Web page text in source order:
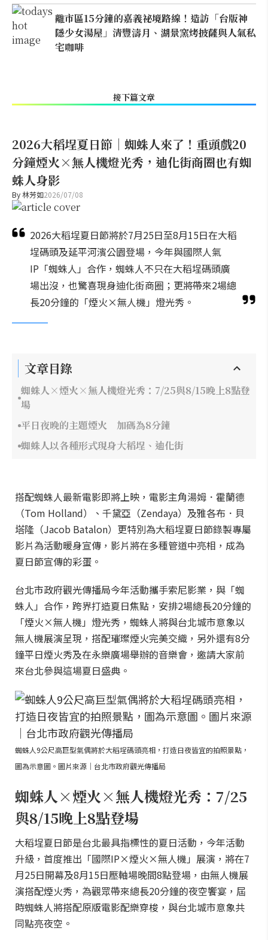
離市區15分鐘的嘉義祕境路線！造訪「台版神
隱少女湯屋」清豐濤月、湖景窯烤披薩與人氣私
宅咖啡
接下篇文章
2026大稻埕夏日節｜蜘蛛人來了！重頭戲20
分鐘煙火×無人機燈光秀，迪化街商圈也有蜘
蛛人身影
By林芳如2026/07/08
2026大稻埕夏日節將於7月25日至8月15日在大稻
埕碼頭及延平河濱公園登場，今年與國際人氣
IP「蜘蛛人」合作，蜘蛛人不只在大稻埕碼頭廣
場出沒，也驚喜現身迪化街商圈；更將帶來2場總
長20分鐘的「煙火×無人機」燈光秀。
文章目錄
蜘蛛人×煙火×無人機燈光秀：7/25與8/15晚上8點登
場
平日夜晚的主題煙火 加碼為8分鐘
蜘蛛人以各種形式現身大稻埕、迪化街
搭配蜘蛛人最新電影即將上映，電影主角湯姆．霍蘭德
（Tom Holland）、千黛亞（Zendaya）及雅各布．貝
塔隆（Jacob Batalon）更特別為大稻埕夏日節錄製專屬
影片為活動暖身宣傳，影片將在多種管道中亮相，成為
夏日節宣傳的彩蛋。
台北市政府觀光傳播局今年活動攜手索尼影業，與「蜘
蛛人」合作，跨界打造夏日焦點，安排2場總長20分鐘的
「煙火×無人機」燈光秀，蜘蛛人將與台北城市意象以
無人機展演呈現，搭配璀璨煙火完美交織，另外還有8分
鐘平日煙火秀及在永樂廣場舉辦的音樂會，邀請大家前
來台北參與這場夏日盛典。
蜘蛛人9公尺高巨型氣偶將於大稻埕碼頭亮相，打造日夜皆宜的拍照景點，
圖為示意圖。圖片來源｜台北市政府觀光傳播局
蜘蛛人×煙火×無人機燈光秀：7/25
與8/15晚上8點登場
大稻埕夏日節是台北最具指標性的夏日活動，今年活動
升級，首度推出「國際IP×煙火×無人機」展演，將在7
月25日開幕及8月15日壓軸場晚間8點登場，由無人機展
演搭配煙火秀，為觀眾帶來總長20分鐘的夜空饗宴，屆
時蜘蛛人將搭配原版電影配樂穿梭，與台北城市意象共
同點亮夜空。